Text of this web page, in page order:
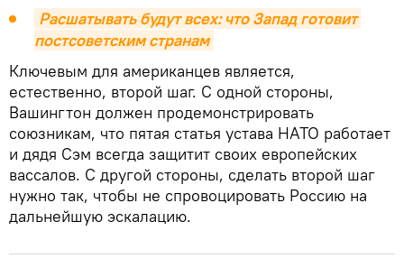
Расшатывать будут всех: что Запад готовит
постсоветским странам
Ключевым для американцев является,
естественно, второй шаг. С одной стороны,
Вашингтон должен продемонстрировать
союзникам, что пятая статья устава НАТО работает
и дядя Сэм всегда защитит своих европейских
вассалов. С другой стороны, сделать второй шаг
нужно так, чтобы не спровоцировать Россию на
дальнейшую эскалацию.